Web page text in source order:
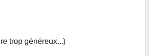
trop généreux...)